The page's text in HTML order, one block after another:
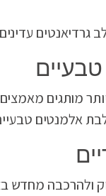
מותגים
ולהרכבה מחדש